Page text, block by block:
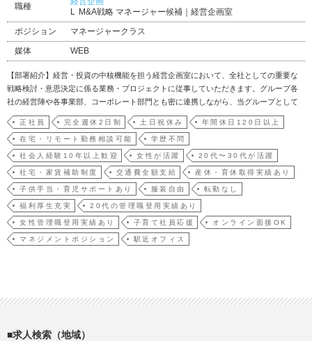
職種
M&A戦略 マネージャー候補｜経営企画室
ポジション
マネージャークラス
媒体
WEB
【部署紹介】経営・投資の中核機能を担う経営企画室において、全社としての重要な
戦略検討・意思決定に係る業務・プロジェクトに従事していただきます。グループ各
社の経営陣や各事業部、コーポレート部門とも密に連携しながら、当グループとして
の企業価値向上と事業成長の実現を推進するポジションです。 【募集背景】今後の成
長戦略の柱の一つとして連続的なM&Aの実行を掲げており、その成長戦略の実現を担
い、M&Aのソー…
正社員 完全週休2日制 土日祝休み 年間休日120日以上
在宅・リモート勤務相談可能 学歴不問
社会人経験10年以上歓迎 女性が活躍 20代〜30代が活躍
社宅・家賃補助制度 交通費全額支給 産休・育休取得実績あり
子供手当・育児サポートあり 服装自由 転勤なし
福利厚生充実 20代の管理職登用実績あり
女性管理職登用実績あり 子育て社員応援 オンライン面接OK
マネジメントポジション 駅近オフィス
■求人検索（地域）